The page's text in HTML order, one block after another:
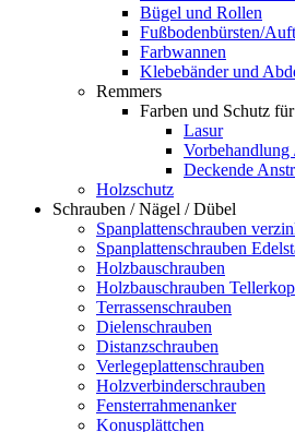
Bügel und Rollen
Fußbodenbürsten/
Farbwannen
Klebebänder und
Remmers
Farben und Schutz
Lasur
Deckende
Holzschutz
Schrauben / Nägel / Dübel
Spanplattenschrauben
Spanplattenschrauben
Holzbauschrauben
Holzbauschrauben
Terrassenschrauben
Dielenschrauben
Distanzschrauben
Verlegeplattenschrauben
Holzverbinderschrauben
Fensterrahmenanker
Konusplättchen